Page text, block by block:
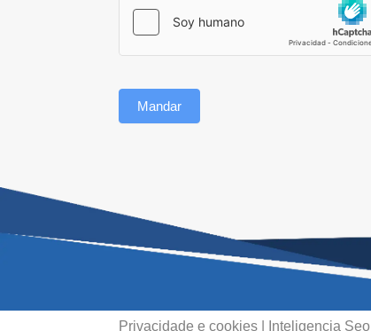
Mandar
Privacidade e cookies Inteligencia Seo